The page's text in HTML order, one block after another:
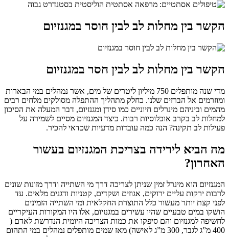
הקשר בין מחלות לב לבין חוסר במגנזיום
הקשר בין מחלות לב לבין חסר במגנזיום
מדי שנה מותפלים 750 מיליון ליטרים של מים, אשר נמהלים במי הבארות
ומוזרמים אל הברזים שלנו. כחלק מתהליך ההתפלה מסולקים מלחים רבים
מהמים וביניהם מינרלים חיוניים כמו סידן ומגנזיום, דבר המעלה את הסיכון
למחלות לב בקרב אוכלוסיות רבות. כיצד המגנזיום מסיים לשמירה על
פעילות לב תקינה? הנה כמה עובדות מדעיות שכדאי להכיר.
מה הביא לירידה בצריכת המגנזיום בעשור
האחרון?
המגנזיום הוא מינרל זמין שניתן לצריכה דרך מי השתייה ודרך מזונות שונים
לרבות ירקות עליים ירוקים, אגוזים ושקדים, קטניות ודגנים מלאים. עד
לפני קצת יותר מעשור כלל התוצרת החקלאית ומי השתייה הזמינים
הושקו במים טבעיים שהיו עשירים במגנזיום, אלו היו המקורות העיקריים
לחשיפה למגנזיום והם סיפקו את כמות הצריכה היומית הנדרשת לאדם (
400 מ”ג לגבר, 300 מ”ג לאישה) מאז שמים מותפלים נמהלים במי התהום